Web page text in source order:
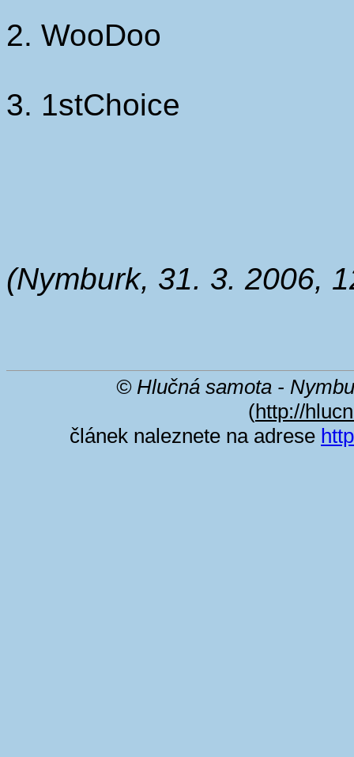
2. WooDoo
3. 1stChoice
(Nymburk, 31. 3. 2006,
© Hlučná samota -
(http://
článek naleznete na adrese